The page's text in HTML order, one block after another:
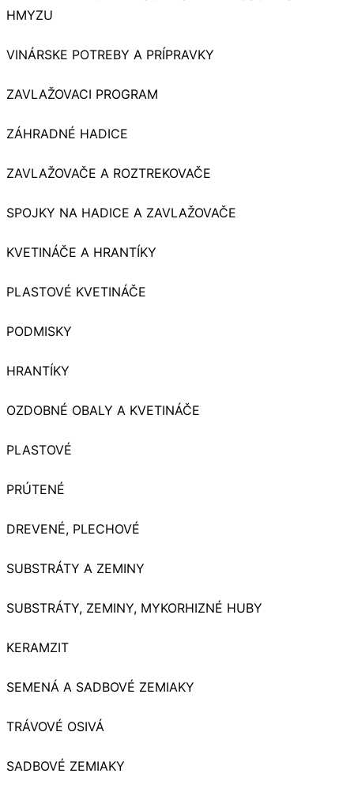
HMYZU
VINÁRSKE POTREBY A PRÍPRAVKY
ZAVLAŽOVACI PROGRAM
ZÁHRADNÉ HADICE
ZAVLAŽOVAČE A ROZTREKOVAČE
SPOJKY NA HADICE A ZAVLAŽOVAČE
KVETINÁČE A HRANTÍKY
PLASTOVÉ KVETINÁČE
PODMISKY
HRANTÍKY
OZDOBNÉ OBALY A KVETINÁČE
PLASTOVÉ
PRÚTENÉ
DREVENÉ, PLECHOVÉ
SUBSTRÁTY A ZEMINY
SUBSTRÁTY, ZEMINY, MYKORHIZNÉ HUBY
KERAMZIT
SEMENÁ A SADBOVÉ ZEMIAKY
TRÁVOVÉ OSIVÁ
SADBOVÉ ZEMIAKY